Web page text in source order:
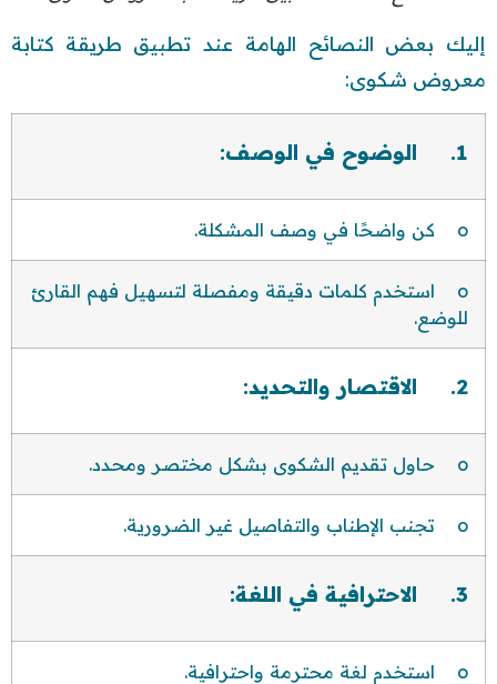
إليك بعض النصائح الهامة عند تطبيق طريقة كتابة
معروض شكوى:
1. الوضوح في الوصف:
o كن واضحًا في وصف المشكلة.
o استخدم كلمات دقيقة ومفصلة لتسهيل فهم القارئ
للوضع.
2. الاقتصار والتحديد:
o حاول تقديم الشكوى بشكل مختصر ومحدد.
o تجنب الإطناب والتفاصيل غير الضرورية.
3. الاحترافية في اللغة:
o استخدم لغة محترمة واحترافية.